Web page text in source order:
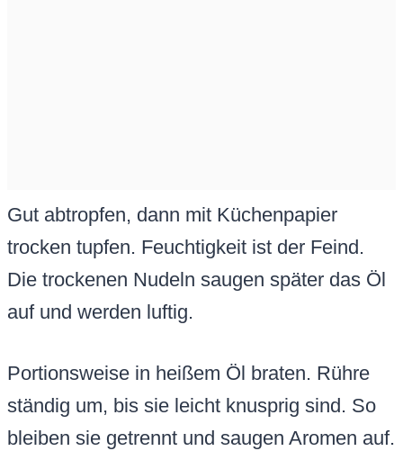
Gut abtropfen, dann mit Küchenpapier
trocken tupfen. Feuchtigkeit ist der Feind.
Die trockenen Nudeln saugen später das Öl
auf und werden luftig.
Portionsweise in heißem Öl braten. Rühre
ständig um, bis sie leicht knusprig sind. So
bleiben sie getrennt und saugen Aromen auf.